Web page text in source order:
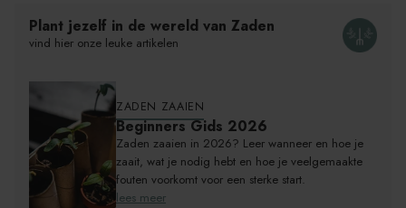
toegevoegd
aan
Plant jezelf in de wereld van Zaden
vind hier onze leuke artikelen
ZADEN ZAAIEN
Beginners Gids 2026
Zaden zaaien in 2026? Leer wanneer en hoe je
zaait, wat je nodig hebt en hoe je veelgemaakte
fouten voorkomt voor een sterke start.
lees meer